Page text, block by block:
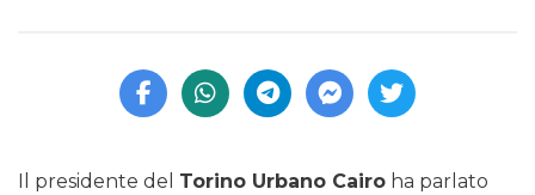
Il presidente del Torino Urbano Cairo ha parlato